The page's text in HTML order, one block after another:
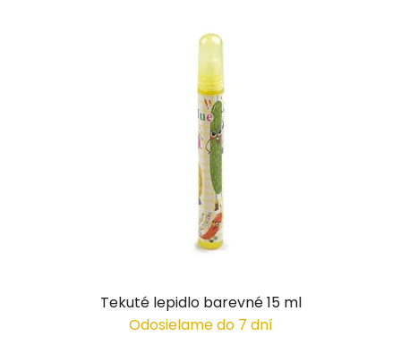
Tekuté lepidlo barevné 15 ml
Odosielame do 7 dní